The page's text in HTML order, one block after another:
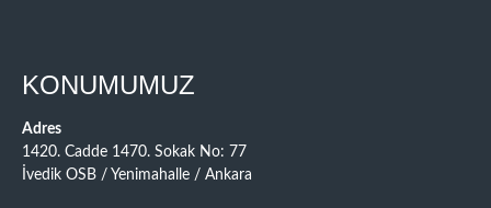
KONUMUMUZ
Adres
1420. Cadde 1470. Sokak No: 77
İvedik OSB / Yenimahalle / Ankara